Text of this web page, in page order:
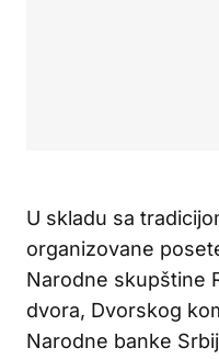
U skladu sa
organizovane
Narodne skupštine
dvora, Dvorskog
Narodne banke